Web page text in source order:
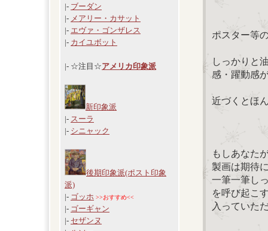
|- ブーダン
|- メアリー・カサット
|- エヴァ・ゴンザレス
|- カイユボット
|- ☆注目☆アメリカ印象派
新印象派
|- スーラ
|- シニャック
後期印象派(ポスト印象
派)
|- ゴッホ >>おすすめ<<
|- ゴーギャン
|- セザンヌ
ポスター等
しっかりと
感・躍動感
近づくとほ
もしあなた
製画は期待
一筆一筆し
を呼び起こ
入っていた